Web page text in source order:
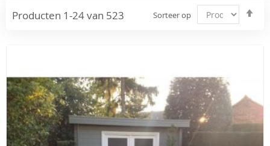
Producten 1-24van 523 Sorteer op